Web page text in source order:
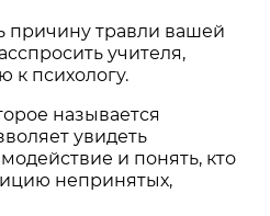
причину травли вашей
учителя,
к психологу.
называется
увидеть
и понять, кто
непринятых,